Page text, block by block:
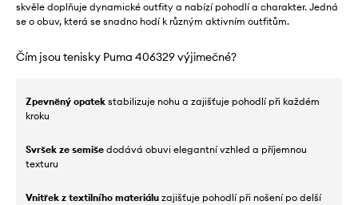
skvěle doplňuje dynamické outfity a nabízí pohodlí a charakter. Jedná
se o obuv, která se snadno hodí k různým aktivním outfitům.
Čím jsou tenisky Puma 406329 výjimečné?
Zpevněný opatek stabilizuje nohu a zajišťuje pohodlí při každém
kroku
Svršek ze semiše dodává obuvi elegantní vzhled a příjemnou
texturu
Vnitřek z textilního materiálu zajišťuje pohodlí při nošení po delší